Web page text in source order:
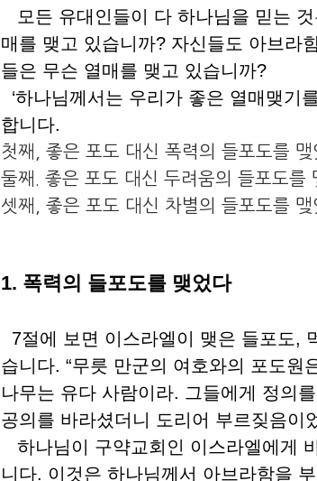
모든 유대인들이 다 하나님을 믿는
매를 맺고 있습니까? 자신들도 아브라
들은 무슨 열매를 맺고 있습니까?
‘하나님께서는 우리가 좋은 열매맺기
합니다.
첫째, 좋은 포도 대신 폭력의 들포도를 맺
둘째. 좋은 포도 대신 두려움의 들포도를
셋째, 좋은 포도 대신 차별의 들포도를 맺
1. 폭력의 들포도를 맺었다
7절에 보면 이스라엘이 맺은 들포도,
습니다. “무릇 만군의 여호와의 포도원
나무는 유다 사람이라. 그들에게 정의
공의를 바라셨더니 도리어 부르짖음이
하나님이 구약교회인 이스라엘에게
니다. 이것은 하나님께서 아브라함을